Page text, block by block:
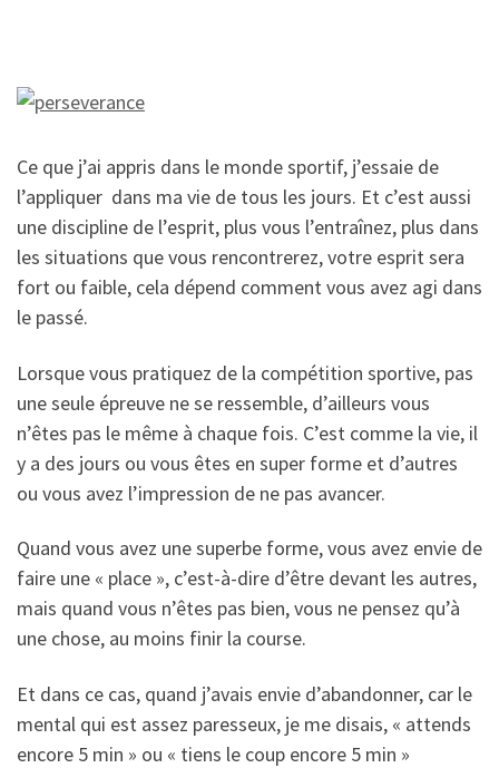
Ce que j’ai appris dans le monde sportif, j’essaie de
l’appliquer dans ma vie de tous les jours. Et c’est aussi
une discipline de l’esprit, plus vous l’entraînez, plus dans
les situations que vous rencontrerez, votre esprit sera
fort ou faible, cela dépend comment vous avez agi dans
le passé.
Lorsque vous pratiquez de la compétition sportive, pas
une seule épreuve ne se ressemble, d’ailleurs vous
n’êtes pas le même à chaque fois. C’est comme la vie, il
y a des jours ou vous êtes en super forme et d’autres
ou vous avez l’impression de ne pas avancer.
Quand vous avez une superbe forme, vous avez envie de
faire une « place », c’est-à-dire d’être devant les autres,
mais quand vous n’êtes pas bien, vous ne pensez qu’à
une chose, au moins finir la course.
Et dans ce cas, quand j’avais envie d’abandonner, car le
mental qui est assez paresseux, je me disais, « attends
encore 5 min » ou « tiens le coup encore 5 min »